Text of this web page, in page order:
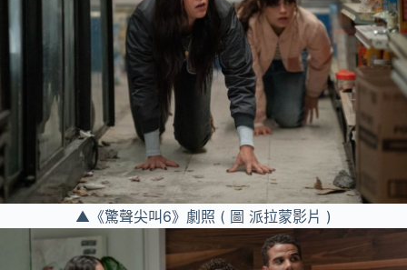
▲《驚聲尖叫6》劇照 ( 圖 派拉蒙影片 )